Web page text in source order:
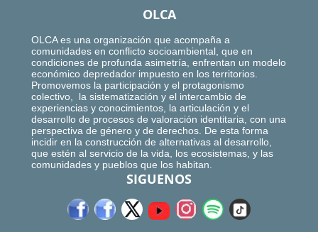
OLCA
OLCA es una organización que acompaña a
comunidades en conflicto socioambiental, que en
condiciones de profunda asimetría, enfrentan un modelo
económico depredador impuesto en los territorios.
Promovemos la participación y el protagonismo
colectivo, la sistematización y el intercambio de
experiencias y conocimientos, la articulación y el
desarrollo de procesos de valoración identitaria, con una
perspectiva de género y de derechos. De esta forma
incidir en la construcción de alternativas al desarrollo,
que estén al servicio de la vida, los ecosistemas, y las
comunidades y pueblos que los habitan.
SIGUENOS